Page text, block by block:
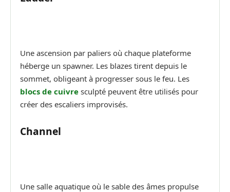
Une ascension par paliers où chaque plateforme
héberge un spawner. Les blazes tirent depuis le
sommet, obligeant à progresser sous le feu. Les
blocs de cuivre sculpté peuvent être utilisés pour
créer des escaliers improvisés.
Channel
Une salle aquatique où le sable des âmes propulse